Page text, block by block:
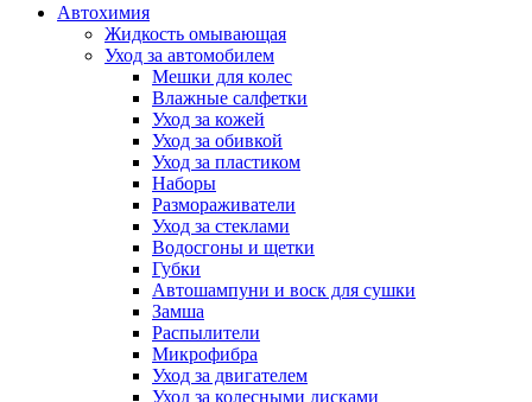
Автохимия
Жидкость омывающая
Уход за автомобилем
Мешки для колес
Влажные салфетки
Уход за кожей
Уход за обивкой
Уход за пластиком
Наборы
Размораживатели
Уход за стеклами
Водосгоны и щетки
Губки
Автошампуни и воск для сушки
Замша
Распылители
Микрофибра
Уход за двигателем
Уход за колесными дисками